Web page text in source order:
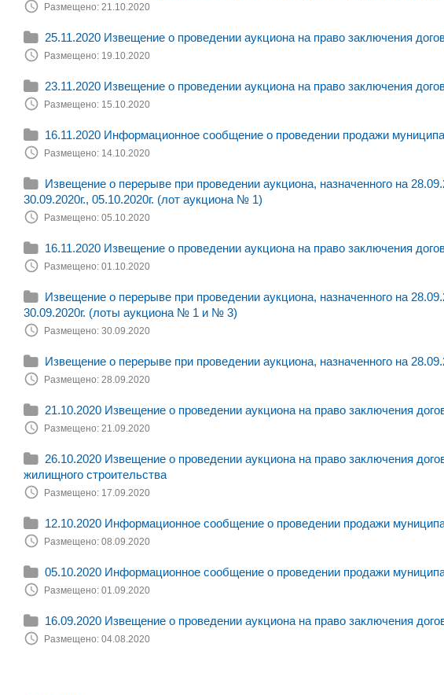
Размещено: 21.10.2020
25.11.2020 Извещение о проведении аукциона на право заключения
Размещено: 19.10.2020
23.11.2020 Извещение о проведении аукциона на право заключения
Размещено: 15.10.2020
16.11.2020 Информационное сообщение о проведении продажи
Размещено: 14.10.2020
Извещение о перерыве при проведении аукциона, назначенного на
30.09.2020г., 05.10.2020г. (лот аукциона № 1)
Размещено: 05.10.2020
16.11.2020 Извещение о проведении аукциона на право заключения
Размещено: 01.10.2020
Извещение о перерыве при проведении аукциона, назначенного на
30.09.2020г. (лоты аукциона № 1 и № 3)
Размещено: 30.09.2020
Извещение о перерыве при проведении аукциона, назначенного на
Размещено: 28.09.2020
21.10.2020 Извещение о проведении аукциона на право заключения
Размещено: 21.09.2020
26.10.2020 Извещение о проведении аукциона на право заключения
жилищного строительства
Размещено: 17.09.2020
12.10.2020 Информационное сообщение о проведении продажи
Размещено: 08.09.2020
05.10.2020 Информационное сообщение о проведении продажи
Размещено: 01.09.2020
16.09.2020 Извещение о проведении аукциона на право заключения
Размещено: 04.08.2020